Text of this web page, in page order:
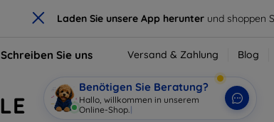
× Laden Sie unsere App herunter und shoppen
Schreiben Sie uns Versand & Zahlung Blog
Benötigen Sie Beratung?
Hallo, willkommen in unserem
Online-Shop. |